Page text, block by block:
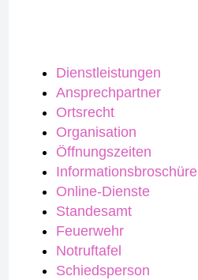
Dienstleistungen
Ansprechpartner
Ortsrecht
Organisation
Öffnungszeiten
Informationsbroschüre
Online-Dienste
Standesamt
Feuerwehr
Notruftafel
Schiedsperson